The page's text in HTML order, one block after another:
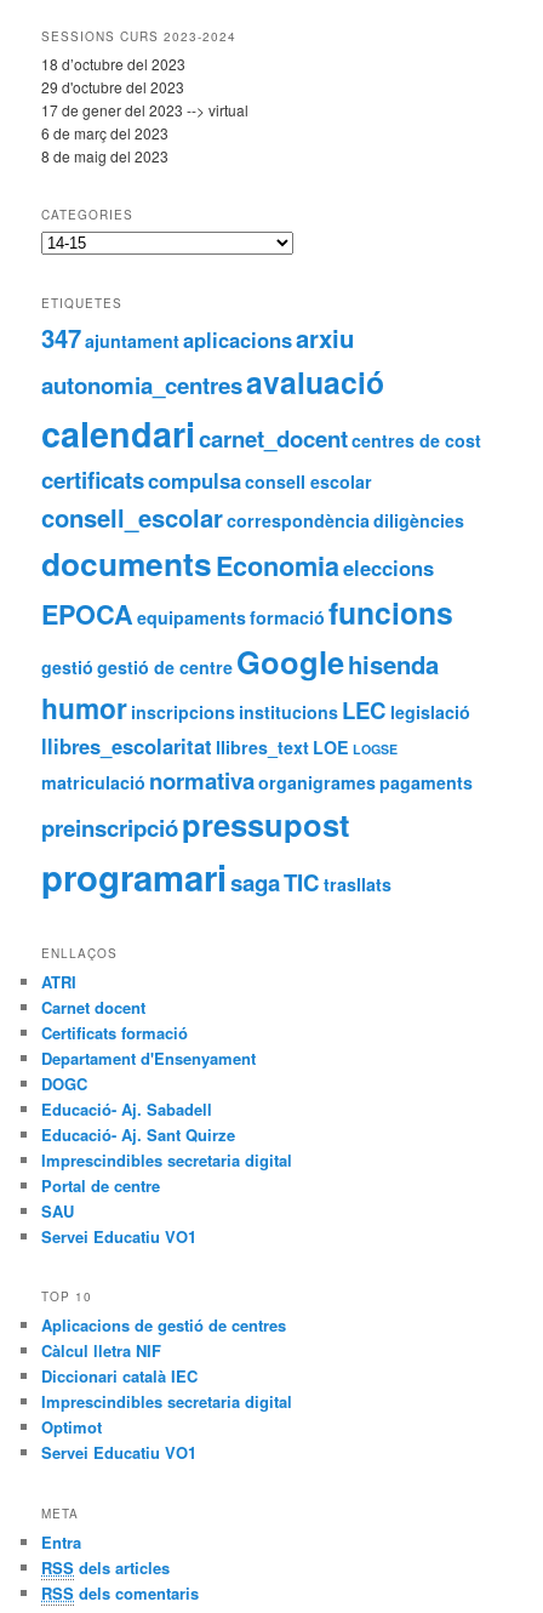
c
SESSIONS CURS 2023-2024
18 d’octubre del 2023
29 d'octubre del 2023
17 de gener del 2023 --> virtual
6 de març del 2023
8 de maig del 2023
CATEGORIES
C
e
g
r
e
s
ETIQUETES
347ajuntamentaplicacionsarxiu
autonomia_centresavaluació
calendaricarnet_docentcentres de cost
certificatscompulsaconsell escolar
consell_escolarcorrespondència diligències
documentsEconomiaeleccions
EPOCA equipamentsformació funcions
gestió gestió de centre Googlehisenda
humor inscripcions institucions LEC legislació
llibres_escolaritat llibres_text LOE LOGSE
matriculació normativaorganigramespagaments
preinscripciópressupost
programarisagaTIC trasllats
ENLLAÇOS
ATRI
Carnet docent
Certificats formació
Departament d'Ensenyament
DOGC
Educació- Aj. Sabadell
Educació- Aj. Sant Quirze
Imprescindibles secretaria digital
Portal de centre
SAU
Servei Educatiu VO1
TOP 10
Aplicacions de gestió de centres
Càlcul lletra NIF
Diccionari català IEC
Imprescindibles secretaria digital
Optimot
Servei Educatiu VO1
META
Entra
RSS dels articles
RSS dels comentaris